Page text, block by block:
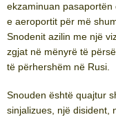
ekzaminuan
e aeroportit për më
Snodenit azilin me një
zgjat në mënyrë të
të përhershëm në Rusi.
Snouden është quajtur
sinjalizues, një disident,